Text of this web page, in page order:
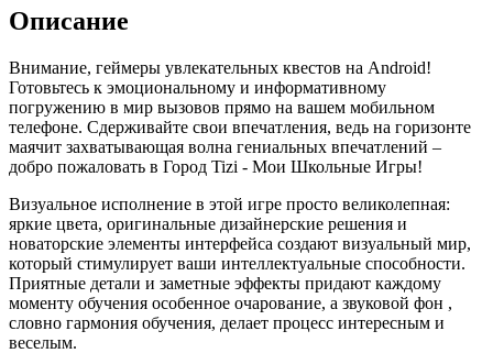
Описание
Внимание, геймеры увлекательных квестов на Android!
Готовьтесь к эмоциональному и информативному
погружению в мир вызовов прямо на вашем мобильном
телефоне. Сдерживайте свои впечатления, ведь на горизонте
маячит захватывающая волна гениальных впечатлений –
добро пожаловать в Город Tizi - Мои Школьные Игры!
Визуальное исполнение в этой игре просто великолепная:
яркие цвета, оригинальные дизайнерские решения и
новаторские элементы интерфейса создают визуальный мир,
который стимулирует ваши интеллектуальные способности.
Приятные детали и заметные эффекты придают каждому
моменту обучения особенное очарование, а звуковой фон ,
словно гармония обучения, делает процесс интересным и
веселым.